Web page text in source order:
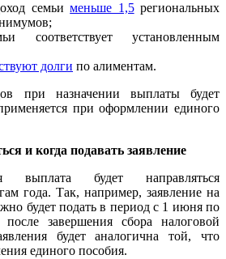
семьименьше 1,5региональных
соответствует установленным
долги по алиментам.
при назначении выплаты будет
при оформлении единого
и когда подавать заявление
выплата будет направляться
года. Так, например, заявление на
будет подать в период с 1 июня по
завершения сбора налоговой
будет аналогична той, что
единого пособия.